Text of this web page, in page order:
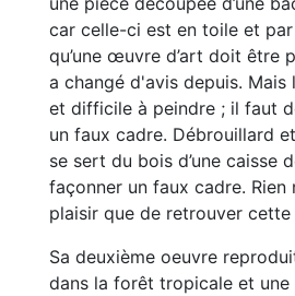
car celle-ci est en toile et
qu’une œuvre d’art doit être
a changé d'avis depuis.
et difficile à peindre ; il faut
un faux cadre. Débrouillard
se sert du bois d’une caisse
façonner un faux cadre. Rien
plaisir que de retrouver
Sa deuxième oeuvre
dans la forêt tropicale et